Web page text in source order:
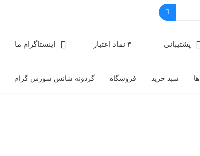
گرام
پشتیبانی ۳ نماد اعتبار اینستاگرام ما
سبد خرید فروشگاه گردونه شانس سورس گرام